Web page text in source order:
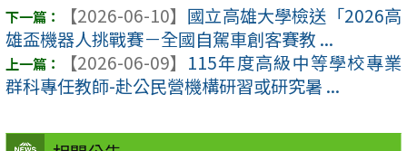
【2026-06-10】 國立高雄大學檢送「2026高
雄盃機器人挑戰賽－全國自駕車創客賽教 ...
【2026-06-09】 115年度高級中等學校專業
群科專任教師-赴公民營機構研習或研究暑 ...